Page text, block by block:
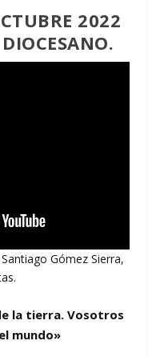
2022
Gómez Sierra,
la tierra. Vosotros
mundo»